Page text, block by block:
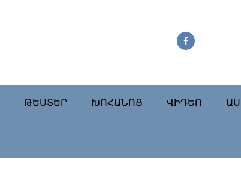
ԹԵՍՏԵՐ ԽՈՀԱՆՈՑ ՎԻԴԵՈ